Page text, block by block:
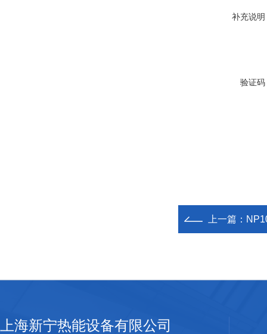
补充说明
验证码
上一篇：
上海新宁热能设备有限公司